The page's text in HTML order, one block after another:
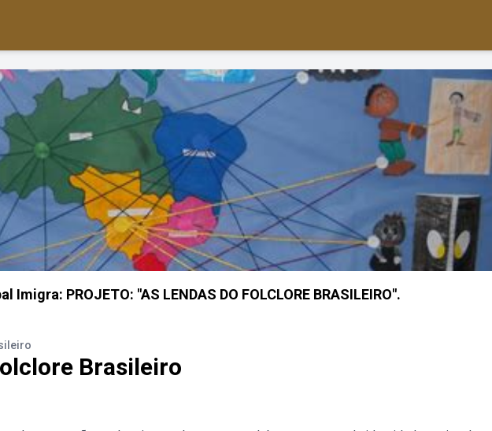
Imigra: PROJETO: "AS LENDAS DO FOLCLORE BRASILEIRO".
Brasileiro